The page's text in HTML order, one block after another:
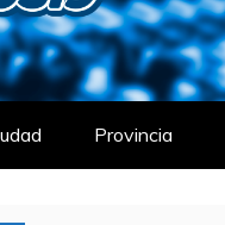
Provincia